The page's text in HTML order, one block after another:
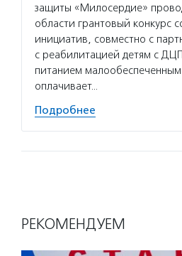
защиты «Милосердие»
области грантовый конкурс
инициатив, совместно с
с реабилитацией детям с
питанием
оплачивает…
Подробнее
РЕКОМЕНДУЕМ